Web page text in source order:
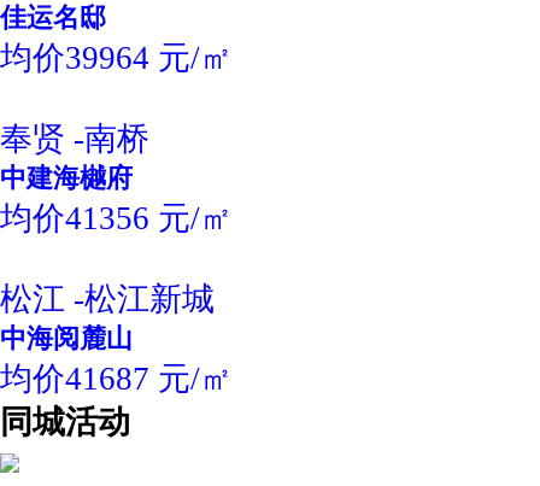
佳运名邸
均价39964 元/㎡
奉贤 -南桥
中建海樾府
均价41356 元/㎡
松江 -松江新城
中海阅麓山
均价41687 元/㎡
同城活动